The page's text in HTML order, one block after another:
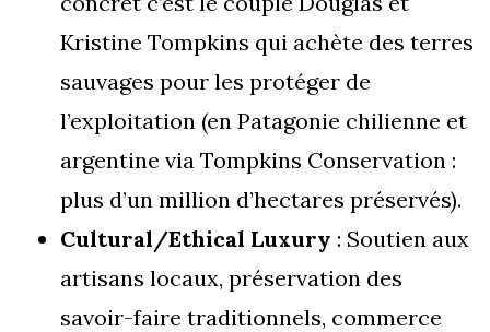
Kristine Tompkins qui achète des terres
sauvages pour les protéger de
l’exploitation (en Patagonie chilienne et
argentine via Tompkins Conservation :
plus d’un million d’hectares préservés).
Cultural/Ethical Luxury : Soutien aux
artisans locaux, préservation des
savoir-faire traditionnels, commerce